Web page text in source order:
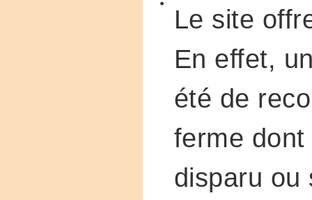
Le site
En effet,
été de
ferme
disparu ou